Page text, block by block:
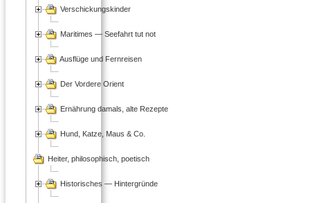
Verschickungskinder
Maritimes — Seefahrt tut not
Ausflüge und Fernreisen
Der Vordere Orient
Ernährung damals, alte Rezepte
Hund, Katze, Maus & Co.
Heiter, philosophisch, poetisch
Historisches — Hintergründe